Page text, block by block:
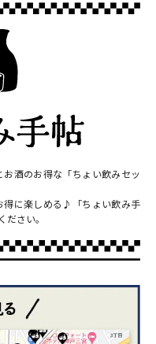
酒のお得な「ちょい飲みセッ
得に楽しめる♪「ちょい飲み手
さい。